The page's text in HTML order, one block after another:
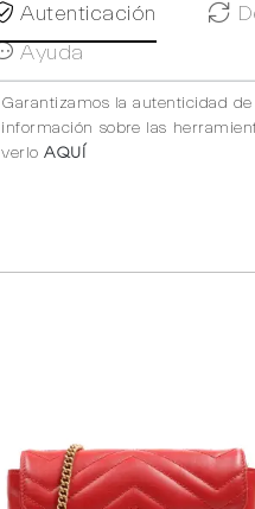
Autenticación
Ayuda
Garantizamos la autenticidad
información sobre las
verlo AQUÍ